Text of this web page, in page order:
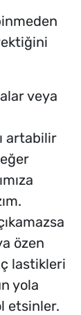
veya
artabilir
özen
lastikleri
yola
etsinler.